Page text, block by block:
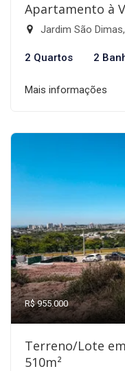
Apartamento à
Jardim São
2 Quartos 2
Mais informações
R$ 955.000
Terreno/Lote
510m²